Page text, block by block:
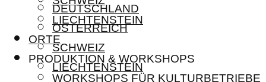
LIECHTENSTEIN
ORTE
PRODUKTION & WORKSHOPS
WORKSHOPS FÜR KULTURBETRIEBE
DEUTSCHLAND
ÖSTERREICH
SCHWEIZ
LIECHTENSTEIN